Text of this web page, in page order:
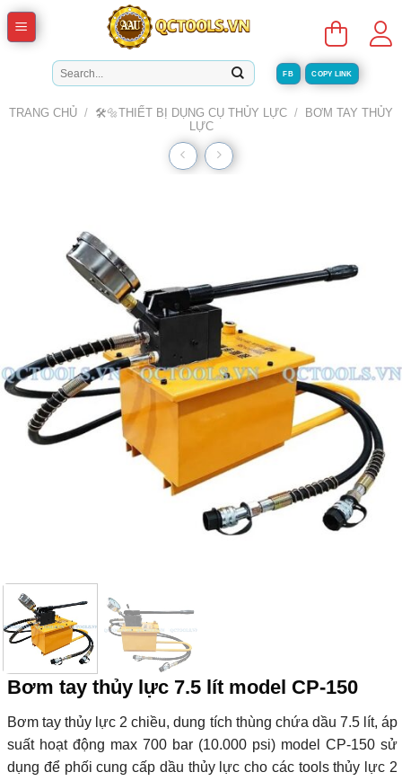
Skip
Tìm
kiếm:
FB COPY LINK
TRANG CHỦ / 🛠️🔩THIẾT BỊ DỤNG CỤ THỦY LỰC /
BƠM TAY THỦY
LỰC
Bơm tay thủy lực 7.5 lít model CP-150
Bơm tay thủy lực 2 chiều, dung tích thùng chứa dầu 7.5 lít, áp
suất hoạt động max 700 bar (10.000 psi) model CP-150 sử
dụng để phối cung cấp dầu thủy lực cho các tools thủy lực 2